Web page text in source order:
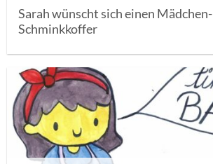
Sarah wünscht sich einen Mädchen-
Schminkkoffer